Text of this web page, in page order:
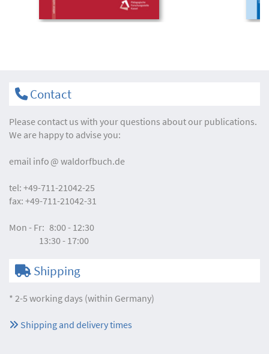
Contact
Please contact us with your questions about our publications.
We are happy to advise you:
email info waldorfbuch.de
tel: +49-711-21042-25
fax: +49-711-21042-31
Mon - Fr: 8:00 - 12:30
13:30 - 17:00
Shipping
* 2-5 working days (within Germany)
Shipping and delivery times